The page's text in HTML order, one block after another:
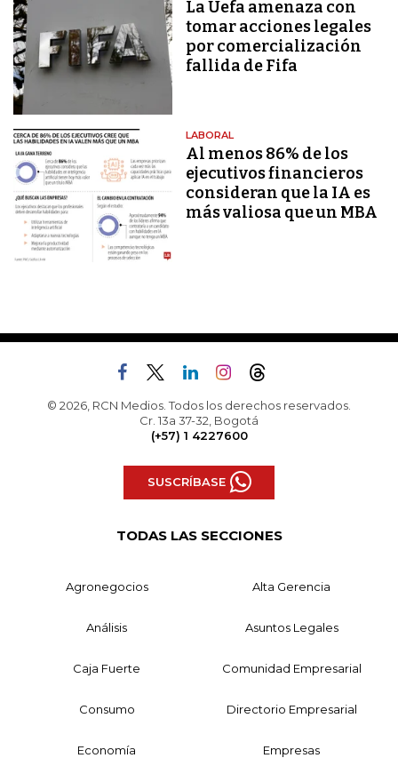
La Uefa amenaza con
tomar acciones legales
por comercialización
fallida de Fifa
LABORAL
Al menos 86% de los
ejecutivos financieros
consideran que la IA es
más valiosa que un MBA
© 2026, RCN Medios. Todos los derechos reservados.
Cr. 13a 37-32, Bogotá
(+57) 1 4227600
SUSCRÍBASE
TODAS LAS SECCIONES
Agronegocios Alta Gerencia
Análisis Asuntos Legales
Caja Fuerte Comunidad Empresarial
Consumo Directorio Empresarial
Economía Empresas